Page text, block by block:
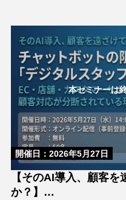
に、“デジタルスタッフ” を
客体験やLTV向上につなげて
で解説します。 カスタマー
せる領域／任…
開催日：2026年5月27日
本セミナーは
【そのAI導入、顧客
か？】